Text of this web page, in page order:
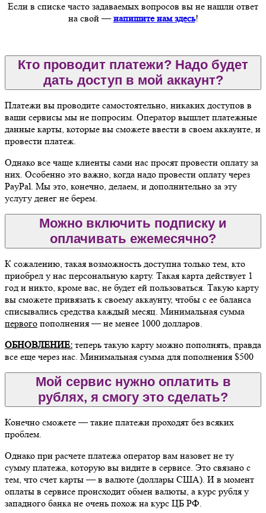
Если в списке часто задаваемых вопросов вы не нашли ответ
на свой —напишите нам здесь!
Кто проводит платежи? Надо будет
дать доступ в мой аккаунт?
Платежи вы проводите самостоятельно, никаких доступов в
ваши сервисы мы не попросим. Оператор вышлет платежные
данные карты, которые вы сможете ввести в своем аккаунте, и
провести платеж.
Однако все чаще клиенты сами нас просят провести оплату за
них. Особенно это важно, когда надо провести оплату через
PayPal. Мы это, конечно, делаем, и дополнительно за эту
услугу денег не берем.
Можно включить подписку и
оплачивать ежемесячно?
К сожалению, такая возможность доступна только тем, кто
приобрел у нас персональную карту. Такая карта действует 1
год и никто, кроме вас, не будет ей пользоваться. Такую карту
вы сможете привязать к своему аккаунту, чтобы с ее баланса
списывались средства каждый месяц. Минимальная сумма
первого пополнения — не менее 1000 долларов.
ОБНОВЛЕНИЕ: теперь такую карту можно пополнять, правда
все еще через нас. Минимальная сумма для пополнения $500
Мой сервис нужно оплатить в
рублях, я смогу это сделать?
Конечно сможете — такие платежи проходят без всяких
проблем.
Однако при расчете платежа оператор вам назовет не ту
сумму платежа, которую вы видите в сервисе. Это связано с
тем, что счет карты — в валюте (доллары США). И в момент
оплаты в сервисе происходит обмен валюты, а курс рубля у
западного банка не очень похож на курс ЦБ РФ.